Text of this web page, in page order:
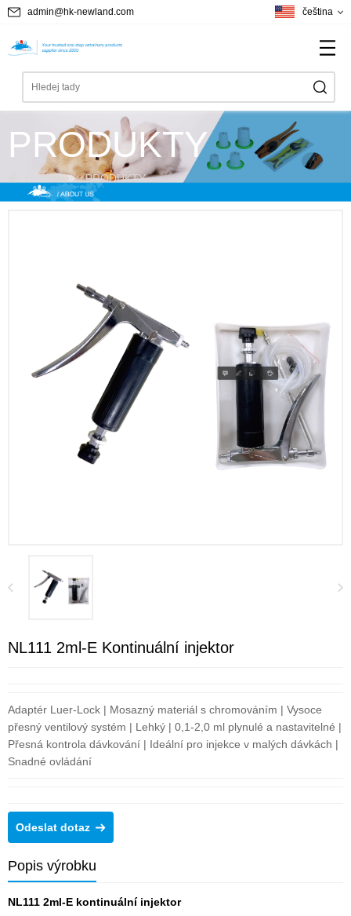
admin@hk-newland.com čeština
PRODUKTY
Home PRODUKTY
NL111 2ml-E Kontinuální injektor
Adaptér Luer-Lock | Mosazný materiál s chromováním | Vysoce
přesný ventilový systém | Lehký | 0,1-2,0 ml plynulé a nastavitelné |
Přesná kontrola dávkování | Ideální pro injekce v malých dávkách |
Snadné ovládání
Odeslat dotaz
Popis výrobku
NL111 2ml-E kontinuální injektor